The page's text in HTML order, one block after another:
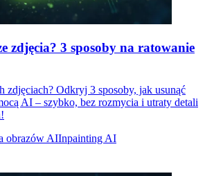
zdjęcia? 3 sposoby na ratowanie
zdjęciach? Odkryj 3 sposoby, jak usunąć
AI – szybko, bez rozmycia i utraty detali
obrazów AIInpainting AI